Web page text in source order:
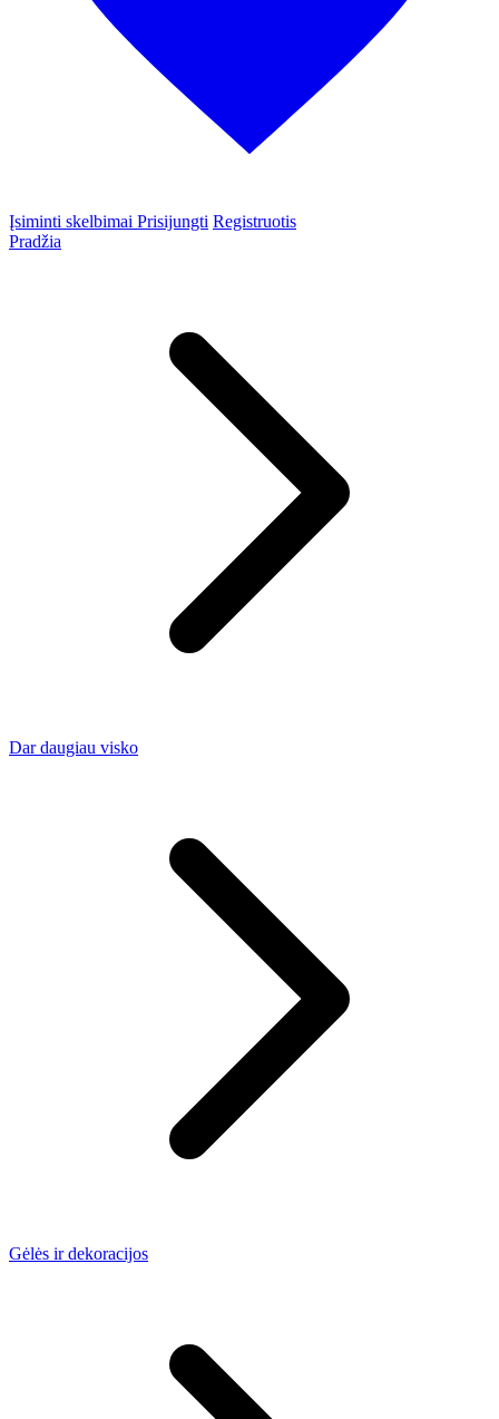
Įsiminti skelbimai Prisijungti Registruotis
Pradžia
Dar daugiau visko
Gėlės ir dekoracijos